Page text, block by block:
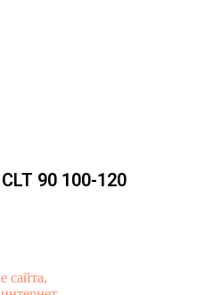
90 100-120